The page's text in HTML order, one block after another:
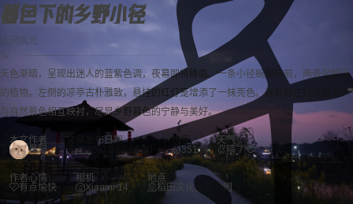
暮色下的乡野小径
山河风光
天色渐暗，呈现出迷人的蓝紫色调，夜幕即将降临。一条小径蜿蜒向前，两旁是繁茂
的植物。左侧的凉亭古朴雅致，悬挂的红灯笼增添了一抹亮色。远处村庄灯火初上，
与自然景色相互映衬，尽显乡野暮色的宁静与美好。
本文作者
晨阳
文章发布日期
2025-03-27 16:30
热度
351
天气
晴 7℃ ~ 32℃
作者心情
有点愉快
相机
Xiaomi 14
地点
稻田文化主题公园